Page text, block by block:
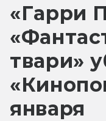
«Гарри
твари»
января